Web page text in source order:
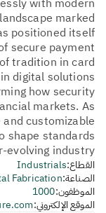
with modern
marked
positioned itself
secure payment
tradition in card
digital solutions
how security
markets. As
customizable
shape standards
industry.
القطاع:Industrials
الصناعة:Fabrication
الموظفون:1000
الموقع الإلكتروني: